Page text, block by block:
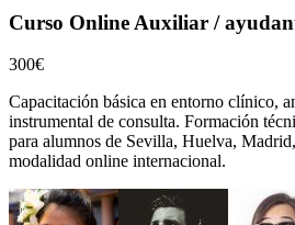
Curso Online Auxiliar /
300€
Capacitación básica en entorno clínico,
instrumental de consulta. Formación
para alumnos de Sevilla, Huelva,
modalidad online internacional.